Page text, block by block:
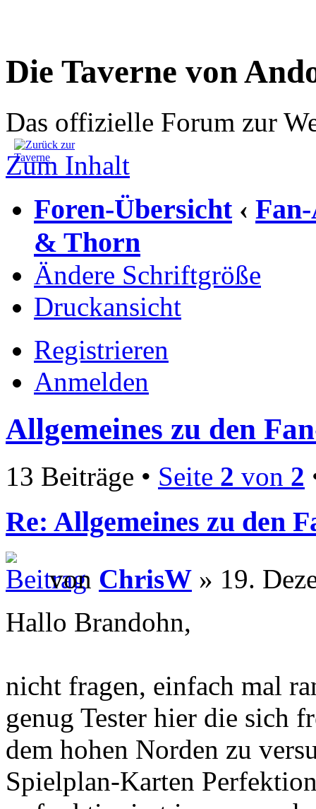
Die Taverne von
Das offizielle Forum zur
Zum Inhalt
Foren-Übersicht ‹
& Thorn
Ändere Schriftgröße
Druckansicht
Registrieren
Anmelden
Allgemeines zu den
13 Beiträge • Seite 2 von 2
Re: Allgemeines zu den
von ChrisW » 19.
Hallo Brandohn,
nicht fragen, einfach mal
genug Tester hier die sich
dem hohen Norden zu
Spielplan-Karten